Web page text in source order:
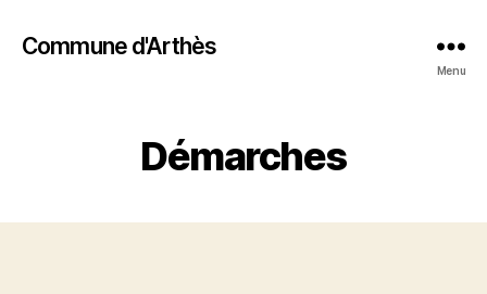
Commune d'Arthès
Menu
Démarches